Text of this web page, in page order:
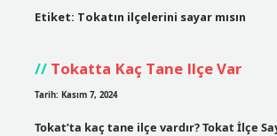
Etiket: Tokatın ilçelerini sayar mısın
Tokatta Kaç Tane Ilçe Var
Tarih: Kasım 7, 2024
Tokat’ta kaç tane ilçe vardır? Tokat İlçe